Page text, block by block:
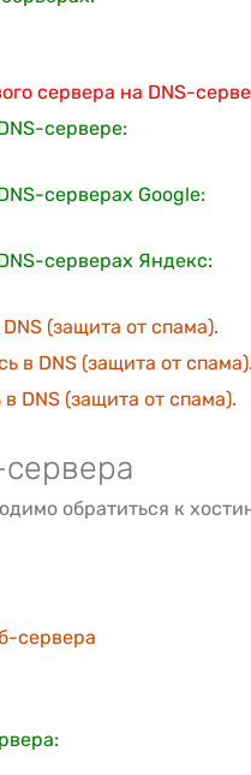
сервера на DNS-
сервере:
серверах Google:
серверах Яндекс:
(защита от спама).
в DNS (защита от
DNS (защита от спама).
обратиться к
сервера